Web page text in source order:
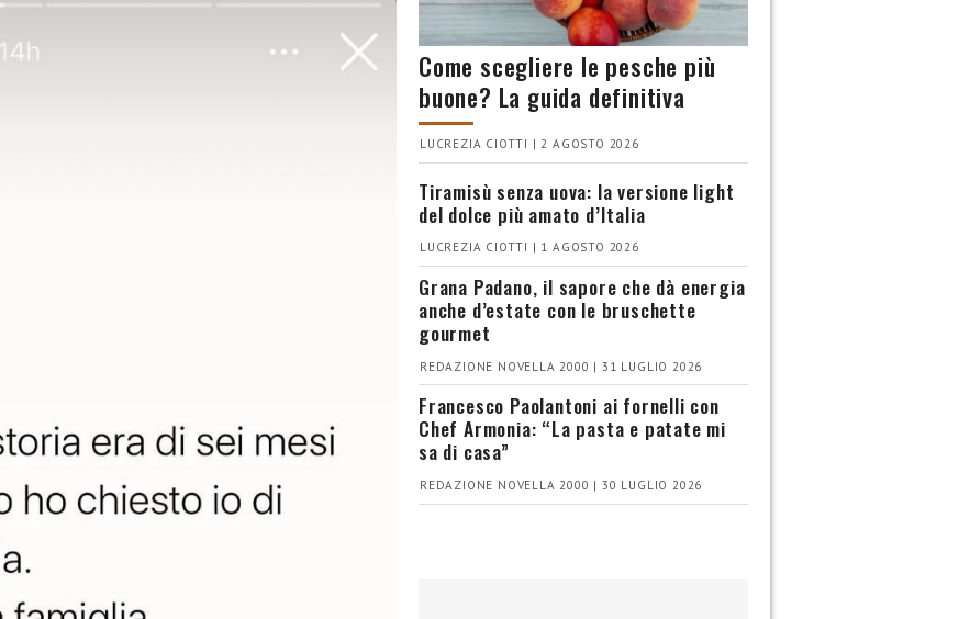
Come scegliere le pesche più
buone? La guida definitiva
LUCREZIA CIOTTI | 2 AGOSTO 2026
Tiramisù senza uova: la versione light
del dolce più amato d’Italia
LUCREZIA CIOTTI | 1 AGOSTO 2026
Grana Padano, il sapore che dà energia
anche d’estate con le bruschette
gourmet
REDAZIONE NOVELLA 2000 | 31 LUGLIO 2026
Francesco Paolantoni ai fornelli con
Chef Armonia: “La pasta e patate mi
sa di casa”
REDAZIONE NOVELLA 2000 | 30 LUGLIO 2026